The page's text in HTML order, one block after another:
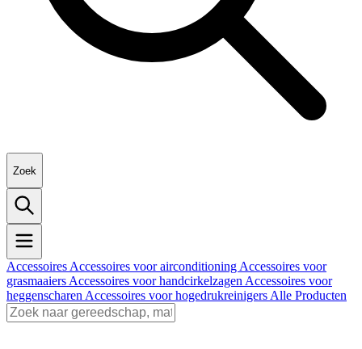
Zoek
Accessoires Accessoires voor airconditioning Accessoires voor
grasmaaiers Accessoires voor handcirkelzagen Accessoires voor
heggenscharen Accessoires voor hogedrukreinigers Alle Producten